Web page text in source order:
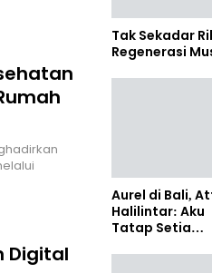
Digital
Tak Sekadar
Regenerasi
Aurel di Bali,
Halilintar: Aku
Tatap Setia